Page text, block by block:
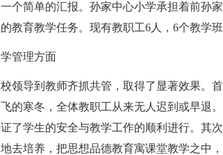
个简单的汇报。孙家中心小学承担着前孙
教育教学任务。现有教职工6人，6个教学班
管理方面
领导到教师齐抓共管，取得了显著效果。
的寒冬，全体教职工从来无人迟到或早退
证了学生的安全与教学工作的顺利进行。其
去培养，把思想品德教育寓课堂教学之中